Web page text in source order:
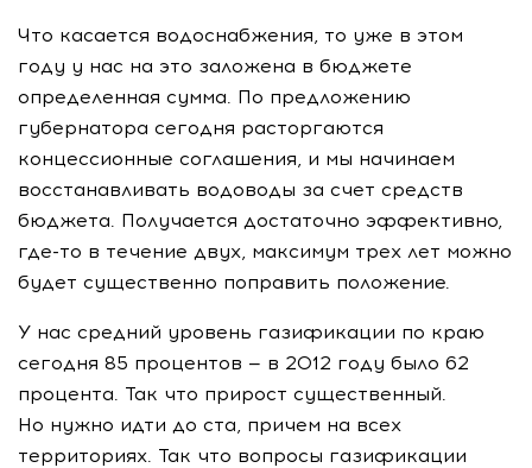
Что касается водоснабжения, то уже в этом
году у нас на это заложена в бюджете
определенная сумма. По предложению
губернатора сегодня расторгаются
концессионные соглашения, и мы начинаем
восстанавливать водоводы за счет средств
бюджета. Получается достаточно эффективно,
где-то в течение двух, максимум трех лет можно
будет существенно поправить положение.
У нас средний уровень газификации по краю
сегодня 85 процентов — в 2012 году было 62
процента. Так что прирост существенный.
Но нужно идти до ста, причем на всех
территориях. Так что вопросы газификации